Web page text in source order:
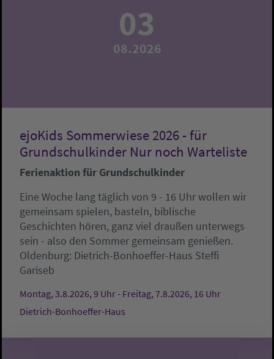
03
08.2026
ejoKids Sommerwiese 2026 - für
Grundschulkinder Nur noch Warteliste
Ferienaktion für Grundschulkinder
Eine Woche lang täglich von 9 - 16 Uhr wollen wir
gemeinsam spielen, basteln, biblische
Geschichten hören, ganz viel draußen unterwegs
sein - also den Sommer gemeinsam genießen.
Oldenburg: Dietrich-Bonhoeffer-Haus Steffi
Gariseb
Montag, 3.8.2026, 9 Uhr - Freitag, 7.8.2026, 16 Uhr
Dietrich-Bonhoeffer-Haus